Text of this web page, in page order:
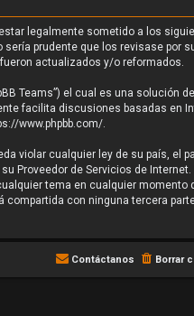
estar legalmente sometido a los
prudente que los revisase por
actualizados y/o reformados.
Teams”) el cual es una solución
facilita discusiones basadas en
www.phpbb.com/.
violar cualquier ley de su país, el
Proveedor de Servicios de
tema en cualquier
con ninguna tercera
Borrar
Contáctanos